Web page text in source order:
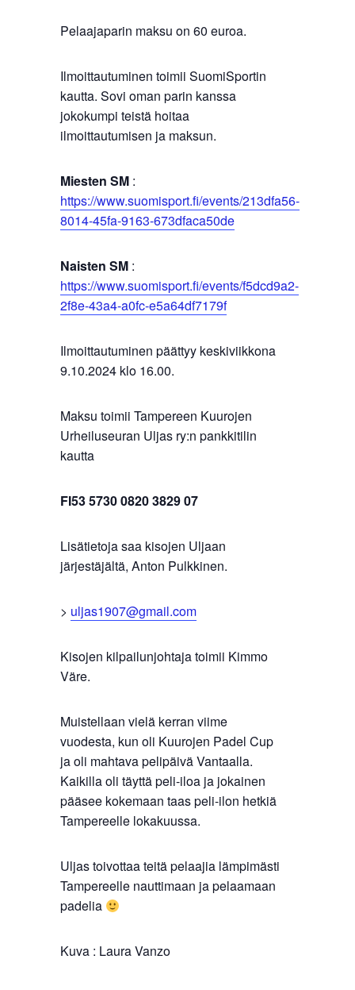
Pelaajaparin maksu on 60 euroa.
Ilmoittautuminen toimii SuomiSportin
kautta. Sovi oman parin kanssa
jokokumpi teistä hoitaa
ilmoittautumisen ja maksun.
Miesten SM :
https://www.suomisport.fi/events/213dfa56-
8014-45fa-9163-673dfaca50de
Naisten SM :
https://www.suomisport.fi/events/f5dcd9a2-
2f8e-43a4-a0fc-e5a64df7179f
Ilmoittautuminen päättyy keskiviikkona
9.10.2024 klo 16.00.
Maksu toimii Tampereen Kuurojen
Urheiluseuran Uljas ry:n pankkitilin
kautta
FI53 5730 0820 3829 07
Lisätietoja saa kisojen Uljaan
järjestäjältä, Anton Pulkkinen.
> uljas1907@gmail.com
Kisojen kilpailunjohtaja toimii Kimmo
Väre.
Muistellaan vielä kerran viime
vuodesta, kun oli Kuurojen Padel Cup
ja oli mahtava pelipäivä Vantaalla.
Kaikilla oli täyttä peli-iloa ja jokainen
pääsee kokemaan taas peli-ilon hetkiä
Tampereelle lokakuussa.
Uljas toivottaa teitä pelaajia lämpimästi
Tampereelle nauttimaan ja pelaamaan
padelia
Kuva : Laura Vanzo